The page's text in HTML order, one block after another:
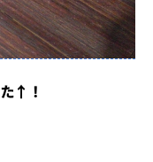
↑！